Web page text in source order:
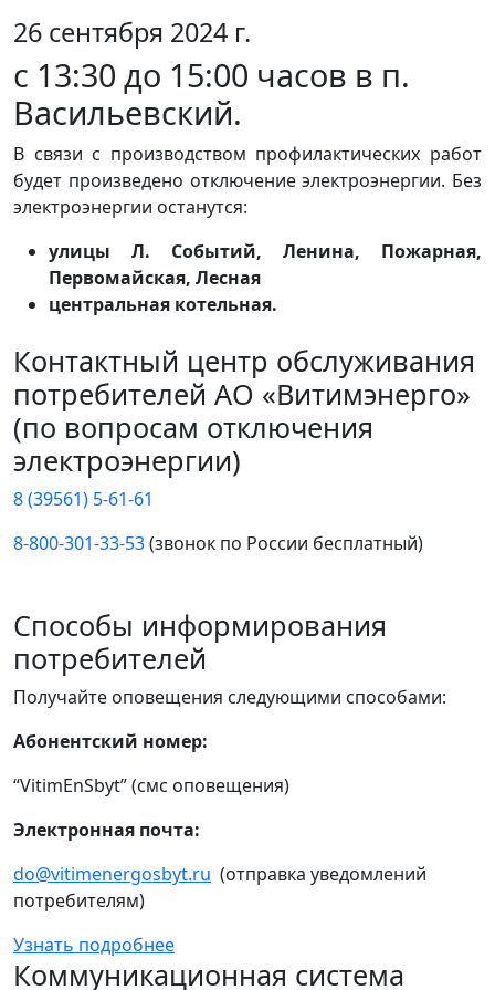
26 сентября 2024 г.
с 13:30 до 15:00 часов в п.
Васильевский.
В связи с производством профилактических работ
будет произведено отключение электроэнергии. Без
электроэнергии останутся:
улицы Л. Событий, Ленина, Пожарная,
Первомайская, Лесная
центральная котельная.
Контактный центр обслуживания
потребителей АО «Витимэнерго»
(по вопросам отключения
электроэнергии)
8 (39561) 5-61-61
8-800-301-33-53(звонок по России бесплатный)
Способы информирования
потребителей
Получайте оповещения следующими способами:
Абонентский номер:
“VitimEnSbyt” (смс оповещения)
Электронная почта:
do@vitimenergosbyt.ru (отправка уведомлений
потребителям)
Узнать подробнее
Коммуникационная система